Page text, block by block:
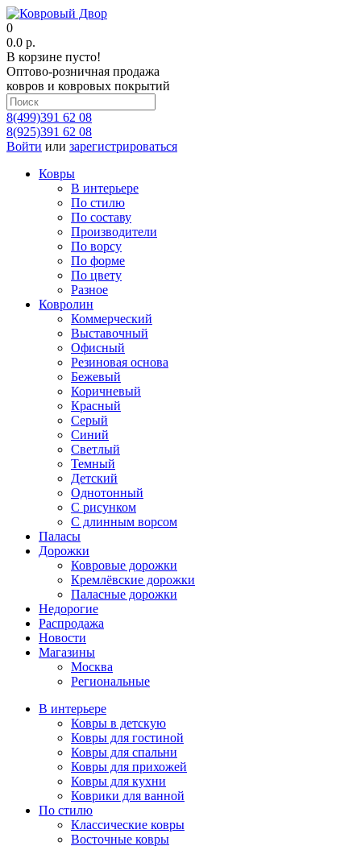
0
0.0 р.
В корзине пусто!
Оптово-розничная продажа
ковров и ковровых покрытий
8(499)391 62 08
8(925)391 62 08
Войти или зарегистрироваться
Ковры
В интерьере
По стилю
По составу
Производители
По ворсу
По форме
По цвету
Разное
Ковролин
Коммерческий
Выставочный
Офисный
Резиновая основа
Бежевый
Коричневый
Красный
Серый
Синий
Светлый
Темный
Детский
Однотонный
С рисунком
С длинным ворсом
Паласы
Дорожки
Ковровые дорожки
Кремлёвские дорожки
Паласные дорожки
Недорогие
Распродажа
Новости
Магазины
Москва
Региональные
В интерьере
Ковры в детскую
Ковры для гостиной
Ковры для спальни
Ковры для прихожей
Ковры для кухни
Коврики для ванной
По стилю
Классические ковры
Восточные ковры